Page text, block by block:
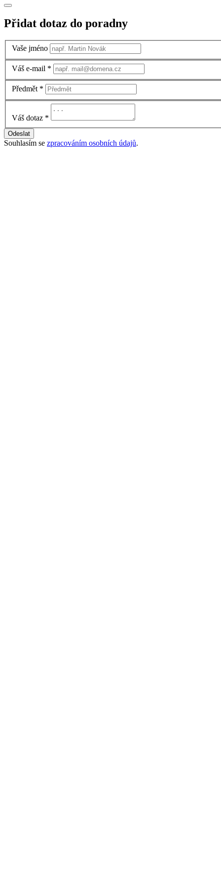
Přidat dotaz do poradny
Vaše jméno
Váš e-mail *
Předmět *
Váš dotaz *
Odeslat
Souhlasím se zpracováním osobních údajů.